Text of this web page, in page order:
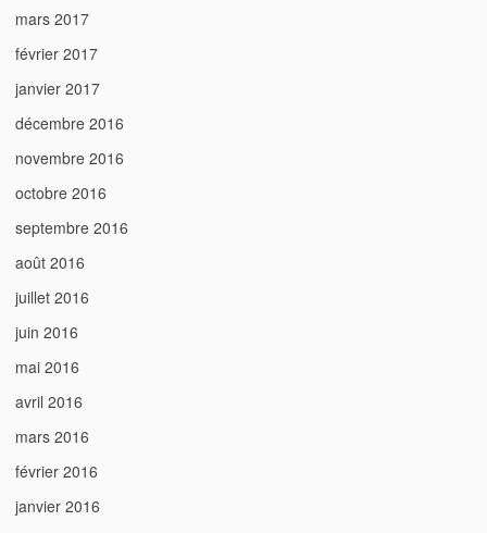
mars 2017
février 2017
janvier 2017
décembre 2016
novembre 2016
octobre 2016
septembre 2016
août 2016
juillet 2016
juin 2016
mai 2016
avril 2016
mars 2016
février 2016
janvier 2016